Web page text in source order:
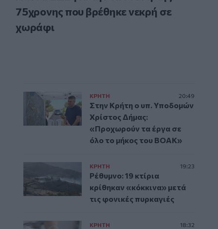
75χρονης που βρέθηκε νεκρή σε
χωράφι
ΚΡΗΤΗ 20:49
Στην Κρήτη ο υπ. Υποδομών
Χρίστος Δήμας:
«Προχωρούν τα έργα σε
όλο το μήκος του ΒΟΑΚ»
ΚΡΗΤΗ 19:23
Ρέθυμνο: 19 κτίρια
κρίθηκαν «κόκκινα» μετά
τις φονικές πυρκαγιές
ΚΡΗΤΗ 18:32